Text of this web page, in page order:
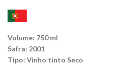
Volume: 750 ml
Safra: 2001
Tipo: Vinho tinto Seco